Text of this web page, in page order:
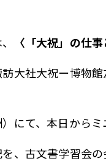
〈「大祝」の仕事
訪大社大祝ー博物
にて、本日からミ
、古文書学習会